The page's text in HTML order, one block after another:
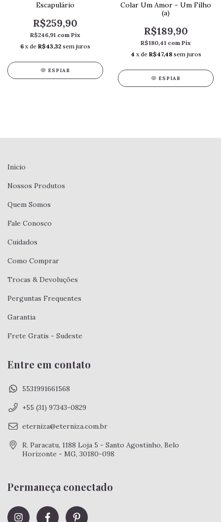
Escapulário
R$259,90
R$246,91 com Pix
6 x de R$43,32 sem juros
ESPIAR
Colar Um Amor - Um Filho
(a)
R$189,90
R$180,41 com Pix
4 x de R$47,48 sem juros
ESPIAR
Início
Nossos Produtos
Quem Somos
Fale Conosco
Cuidados
Como Comprar
Trocas & Devoluções
Perguntas Frequentes
Garantia
Frete Gratis - Sudeste
Entre em contato
5531991661568
+55 (31) 97343-0829
eterniza@eterniza.com.br
R. Paracatu, 1188 Loja 5 - Santo Agostinho, Belo
Horizonte - MG, 30180-098
Permaneça conectado